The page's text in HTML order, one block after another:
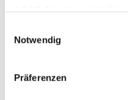
Erstellung von Statistiken
Webseite für uns, aber
Nutzung. Details hierzu,
verarbeiteten Kategorien
Notwendig
Präferenzen
Mai
März
Februar
2023